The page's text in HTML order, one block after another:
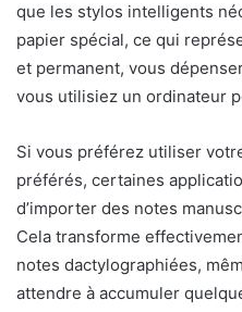
que les stylos intelligents
papier spécial, ce qui
et permanent, vous
vous utilisiez un ordinateur
Si vous préférez utiliser
préférés, certaines
d’importer des notes
Cela transforme
notes dactylographiées,
attendre à accumuler